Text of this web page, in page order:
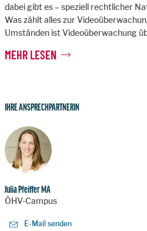
dabei gibt es – speziell rechtlicher
Was zählt alles zur
Umständen ist Videoüberwachung
MEHR LESEN
IHRE ANSPRECHPARTNERIN
Julia Pfeiffer MA
ÖHV-Campus
E-Mail senden